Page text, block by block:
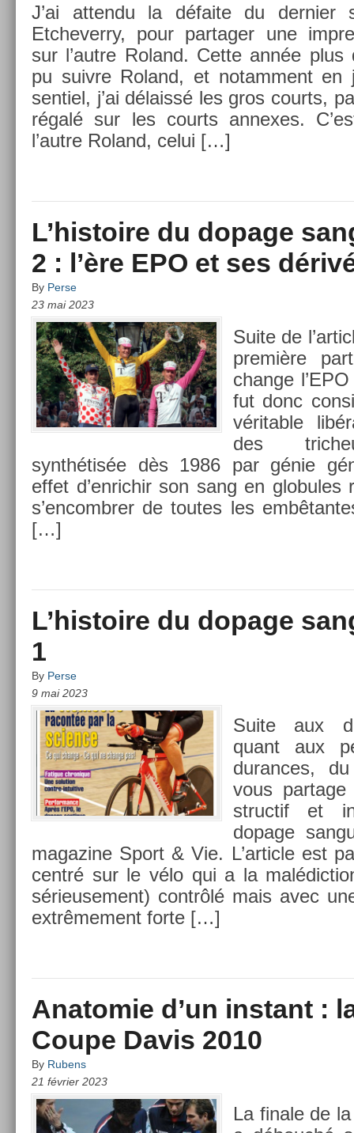
J’ai at­tendu la défaite du de­rni­er
Etchever­ry, pour par­tag­er une
sur l’autre Roland. Cette année plus
pu suiv­re Roland, et notam­ment en
sentiel, j’ai délaissé les gros co­urts,
régalé sur les co­urts an­nexes.
l’autre Roland, celui […]
L’histoire du dopage
2 : l’ère EPO et ses
By Perse
23 mai 2023
Suite de
première
chan­ge
fut donc
vérit­able
des
synthétisée dès 1986 par génie
effet d’en­richir son sang en globules
s’en­combr­er de toutes les
[…]
L’histoire du dopage
1
By Perse
9 mai 2023
Suite aux
quant aux
duran­ces,
vous
struc­tif et
dopage
magazine Sport & Vie. L’ar­ticle est
centré sur le vélo qui a la
sérieuse­ment) contrôlé mais avec
ex­trême­ment forte […]
Anatomie d’un instant :
Coupe Davis 2010
By Rubens
21 février 2023
La fin­ale de